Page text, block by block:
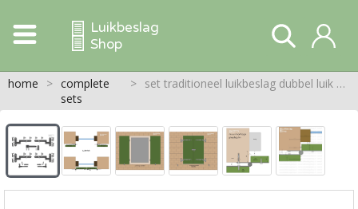
Luikbeslag
Shop
home > complete
sets
> set traditioneel luikbeslag dubbel luik staatheng.